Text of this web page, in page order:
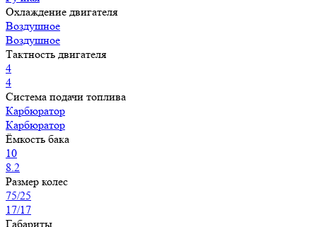
Охлаждение двигателя
Воздушное
Воздушное
Тактность двигателя
4
4
Система подачи топлива
Карбюратор
Карбюратор
Ёмкость бака
10
8.2
Размер колес
75/25
17/17
Габариты